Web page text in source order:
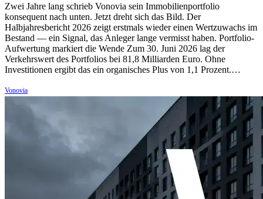
Zwei Jahre lang schrieb Vonovia sein Immobilienportfolio
konsequent nach unten. Jetzt dreht sich das Bild. Der
Halbjahresbericht 2026 zeigt erstmals wieder einen Wertzuwachs im
Bestand — ein Signal, das Anleger lange vermisst haben. Portfolio-
Aufwertung markiert die Wende Zum 30. Juni 2026 lag der
Verkehrswert des Portfolios bei 81,8 Milliarden Euro. Ohne
Investitionen ergibt das ein organisches Plus von 1,1 Prozent.…
Vonovia